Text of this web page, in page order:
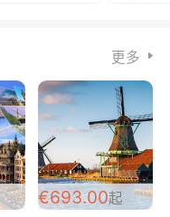
更多
€693.00起